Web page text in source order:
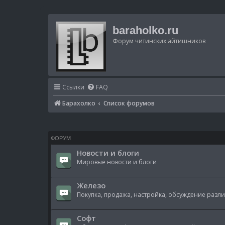
baraholko.ru
Форум читинских айтишников
Ссылки FAQ
Барахолко
Список форумов
ФОРУМ
Новости и блоги
Мировые новости и блоги
Железо
Покупка, продажа, настройка, обсуждение
Софт